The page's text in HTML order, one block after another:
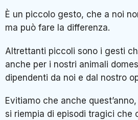
È un piccolo gesto, che a noi
ma può fare la differenza.
Altrettanti piccoli sono i gesti
anche per i nostri animali
dipendenti da noi e dal nostro
Evitiamo che anche
si riempia di episodi tragici che